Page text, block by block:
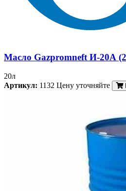
Масло Gazpromneft И-20А
20л
Артикул: 1132 Цену уточняйте